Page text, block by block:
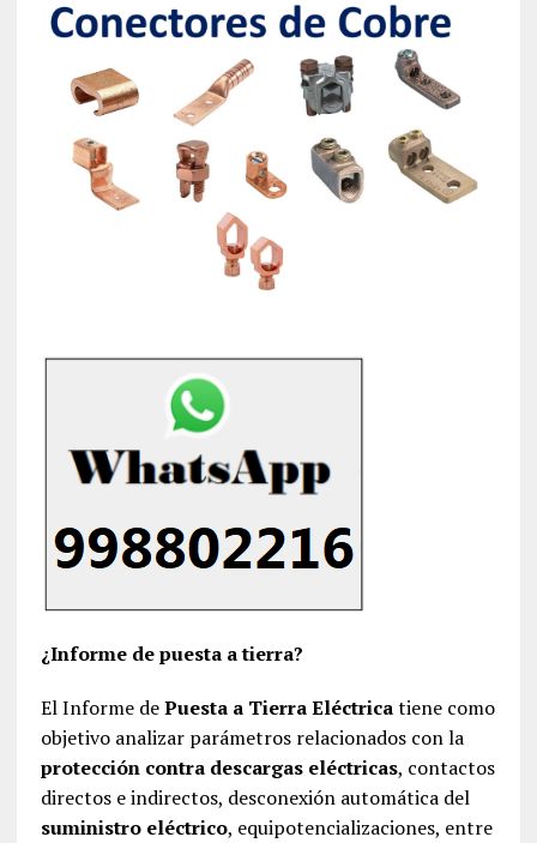
¿Informe de puesta a tierra?
El Informe dePuesta a Tierra Eléctricatiene como
objetivo analizar parámetros relacionados con la
protección contra descargas eléctricas, contactos
directos e indirectos, desconexión automática del
suministro eléctrico, equipotencializaciones, entre